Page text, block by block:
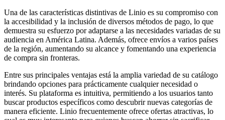
Una de las características distintivas de Linio es su compromiso con
la accesibilidad y la inclusión de diversos métodos de pago, lo que
demuestra su esfuerzo por adaptarse a las necesidades variadas de su
audiencia en América Latina. Además, ofrece envíos a varios países
de la región, aumentando su alcance y fomentando una experiencia
de compra sin fronteras.
Entre sus principales ventajas está la amplia variedad de su catálogo
brindando opciones para prácticamente cualquier necesidad o
interés. Su plataforma es intuitiva, permitiendo a los usuarios tanto
buscar productos específicos como descubrir nuevas categorías de
manera eficiente. Linio frecuentemente ofrece ofertas atractivas, lo